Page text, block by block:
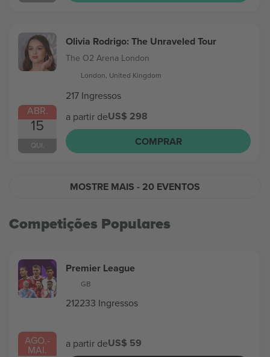
ABR.
15
QUI.
Olivia Rodrigo: The Unraveled Tour
The O2 Arena London
London, United Kingdom
217 Ingressos
a partir deUS$ 298
COMPRAR
MOSTRE MAIS - 20 EVENTOS
Competições Populares
AGO.-
MAI.
Premier League
GB
212233 Ingressos
a partir deUS$ 59